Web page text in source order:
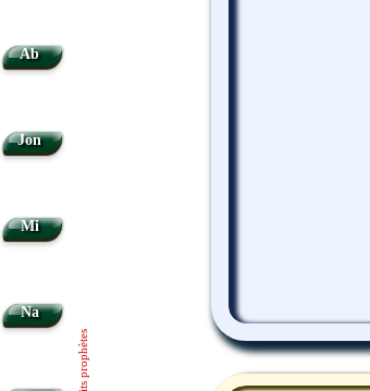
Ab
Jon
Mi
Na
Petits prophètes